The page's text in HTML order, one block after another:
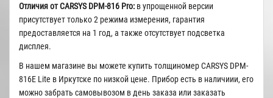
Отличия от CARSYS DPM-816 Pro: в упрощенной версии
присутствует только 2 режима измерения, гарантия
предоставляется на 1 год, а также отсутствует подсветка
дисплея.
В нашем магазине вы можете купить толщиномер CARSYS DPM-
816E Lite в Иркутске по низкой цене. Прибор есть в наличиии, его
можно забрать самовывозом в день заказа или заказать